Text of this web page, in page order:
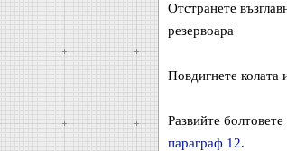
Отстранете
резервоара
Повдигнете колата
Развийте
параграф 12.